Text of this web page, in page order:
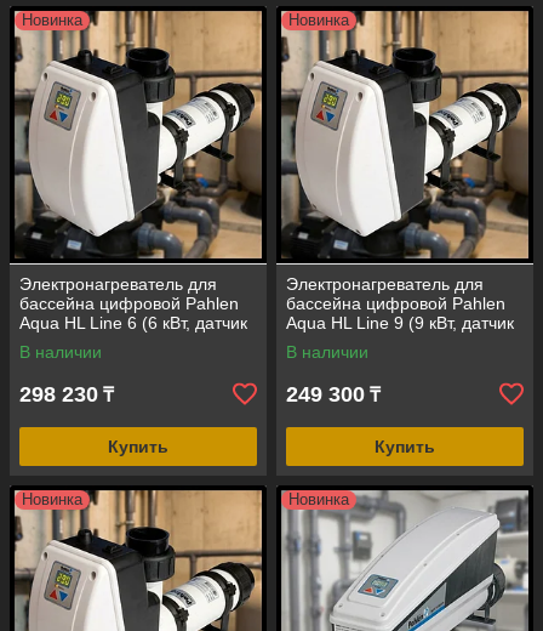
Новинка
Электронагреватель для
бассейна цифровой Pahlen
Aqua HL Line 6 (6 кВт, датчик
потока, корпус -
полипропилен)
В наличии
298 230 ₸
Купить
Новинка
Электронагреватель для
бассейна цифровой Pahlen
Aqua HL Line 9 (9 кВт, датчик
потока, корпус -
полипропилен)
В наличии
249 300 ₸
Купить
Новинка Новинка